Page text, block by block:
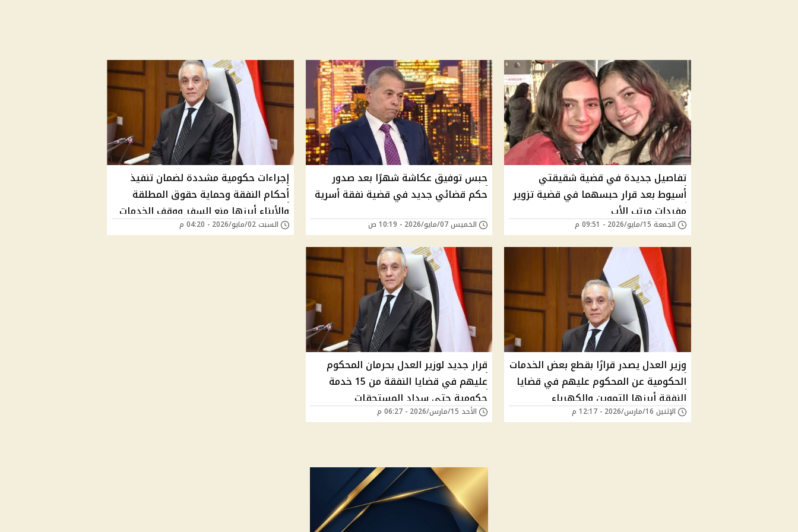
تفاصيل جديدة في قضية شقيقتي
أسيوط بعد قرار حبسهما في قضية تزوير
مفردات مرتب الأب
الجمعة 15/مايو/2026 - 09:51 م
حبس توفيق عكاشة شهرًا بعد صدور
حكم قضائي جديد في قضية نفقة أسرية
الخميس 07/مايو/2026 - 10:19 ص
إجراءات حكومية مشددة لضمان تنفيذ
أحكام النفقة وحماية حقوق المطلقة
والأبناء أبرزها منع السفر ووقف الخدمات
السبت 02/مايو/2026 - 04:20 م
وزير العدل يصدر قرارًا بقطع بعض الخدمات
الحكومية عن المحكوم عليهم في قضايا
النفقة أبرزها التموين والكهرباء
الإثنين 16/مارس/2026 - 12:17 م
قرار جديد لوزير العدل بحرمان المحكوم
عليهم في قضايا النفقة من 15 خدمة
حكومية حتى سداد المستحقات
الأحد 15/مارس/2026 - 06:27 م